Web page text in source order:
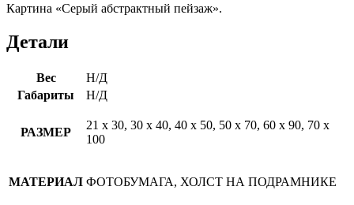
Картина «Серый абстрактный пейзаж».
Детали
Вес
Н/Д
Габариты
Н/Д
РАЗМЕР
21 х 30, 30 х 40, 40 х 50, 50 х 70, 60 х 90, 70 х
100
МАТЕРИАЛ ФОТОБУМАГА, ХОЛСТ НА ПОДРАМНИКЕ